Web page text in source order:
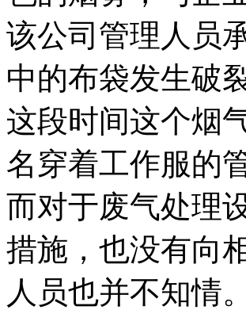
该公司管理人员
中的布袋发生破
这段时间这个烟
名穿着工作服的
而对于废气处理
措施，也没有向
人员也并不知情。